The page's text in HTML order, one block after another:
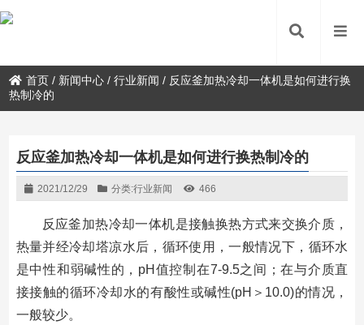
首页 / 新闻中心 /行业新闻 / 反应釜加热冷却一体机是如何进行换
热制冷的
反应釜加热冷却一体机是如何进行换热制冷的
2021/12/29 分类:行业新闻 466
反应釜加热冷却一体机是接触换热方式来交换介质，
热量并经冷却塔凉水后，循环使用，一般情况下，循环水
是中性和弱碱性的，pH值控制在7-9.5之间；在与介质直
接接触的循环冷却水的有酸性或碱性(pH＞10.0)的情况，
一般较少。